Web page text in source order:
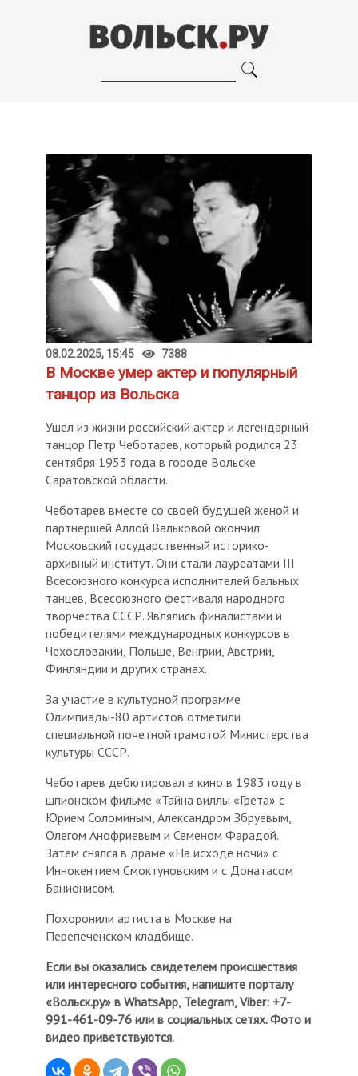
08.02.2025, 15:45 7388
В Москве умер актер и популярный
танцор из Вольска
Ушел из жизни российский актер и легендарный
танцор Петр Чеботарев, который родился 23
сентября 1953 года в городе Вольске
Саратовской области.
Чеботарев вместе со своей будущей женой и
партнершей Аллой Вальковой окончил
Московский государственный историко-
архивный институт. Они стали лауреатами III
Всесоюзного конкурса исполнителей бальных
танцев, Всесоюзного фестиваля народного
творчества СССР. Являлись финалистами и
победителями международных конкурсов в
Чехословакии, Польше, Венгрии, Австрии,
Финляндии и других странах.
За участие в культурной программе
Олимпиады-80 артистов отметили
специальной почетной грамотой Министерства
культуры СССР.
Чеботарев дебютировал в кино в 1983 году в
шпионском фильме «Тайна виллы «Грета» с
Юрием Соломиным, Александром Збруевым,
Олегом Анофриевым и Семеном Фарадой.
Затем снялся в драме «На исходе ночи» с
Иннокентием Смоктуновским и с Донатасом
Банионисом.
Похоронили артиста в Москве на
Перепеченском кладбище.
Если вы оказались свидетелем происшествия
или интересного события, напишите порталу
«Вольск.ру» в WhatsApp, Telegram, Viber: +7-
991-461-09-76 или в социальных сетях. Фото и
видео приветствуются.